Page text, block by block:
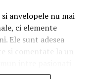
din țară care și-au
se pot înscrie în
dedicat
anvelopele nu mai
ci elemente
Ele sunt adesea
si comentate la un
experienta.